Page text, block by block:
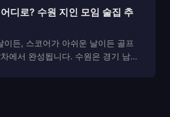
디로? 수원 지인 모임 술집 추
이든, 스코어가 아쉬운 날이든 골프
에서 완성됩니다. 수원은 경기 남부